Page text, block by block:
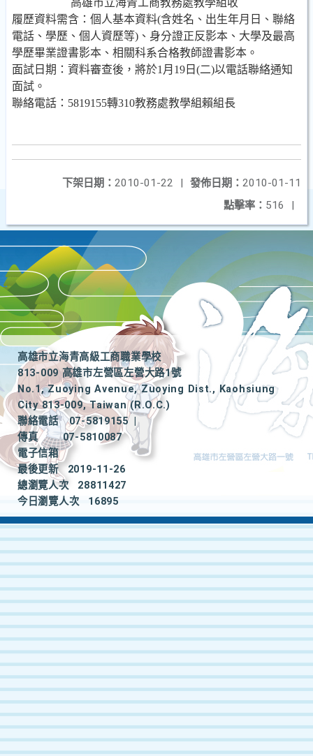
高雄市立海青工商教務處教學組收
履歷資料需含：個人基本資料(含姓名、出生年月日、聯絡
電話、學歷、個人資歷等) 、身分證正反影本、大學及最高
學歷畢業證書影本、相關科系合格教師證書影本。
面試日期：資料審查後，將於1 月 19 日 (二)以電話聯絡通知
面試。
聯絡電話： 5819155轉310教務處教學組賴組長
發佈日期： 2010-01-11
下架日期： 2010-01-22
|
點擊率： 516 |
高雄市立海青高級工商職業學校
813-009 高雄市左營區左營大路1號
No.1, Zuoying Avenue, Zuoying Dist., Kaohsiung
City 813-009, Taiwan (R.O.C.)
聯絡電話
07-5819155
|
傳真
07-5810087
電子信箱
最後更新
2019-11-26
總瀏覽人次
28811427
今日瀏覽人次
16895